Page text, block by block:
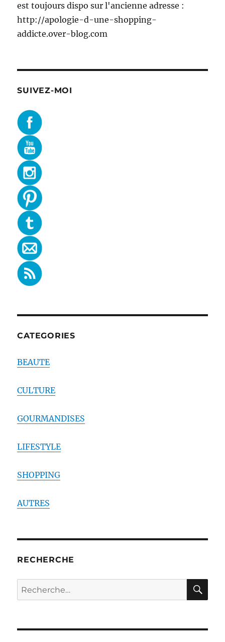
est toujours dispo sur l'ancienne adresse :
http://apologie-d-une-shopping-
addicte.over-blog.com
SUIVEZ-MOI
CATEGORIES
BEAUTE
CULTURE
GOURMANDISES
LIFESTYLE
SHOPPING
AUTRES
RECHERCHE
Recherche
pour :